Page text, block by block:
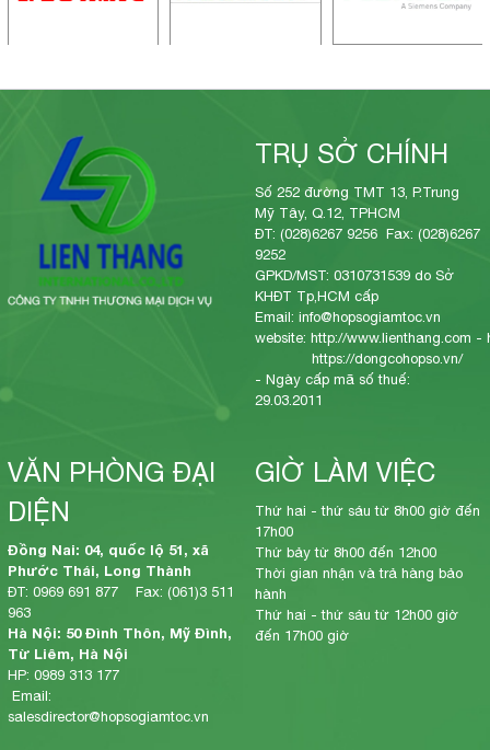
TRỤ SỞ CHÍNH
Số 252 đường TMT 13, P.Trung
Mỹ Tây, Q.12, TPHCM
ĐT: (028)6267 9256 Fax: (028)6267
9252
GPKD/MST: 0310731539 do Sở
KHĐT Tp,HCM cấp
Email: info@hopsogiamtoc.vn
website: http://www.lienthang.com -
https://dongcohopso.vn/
- Ngày cấp mã số thuế:
29.03.2011
VĂN PHÒNG ĐẠI
DIỆN
Đồng Nai: 04, quốc lộ 51, xã
Phước Thái, Long Thành
ĐT: 0969 691 877 Fax: (061)3 511
963
Hà Nội: 50 Đình Thôn, Mỹ Đình,
Từ Liêm, Hà Nội
HP: 0989 313 177
Email:
salesdirector@hopsogiamtoc.vn
GIỜ LÀM VIỆC
Thứ hai - thứ sáu từ 8h00 giờ đến
17h00
Thứ bảy từ 8h00 đến 12h00
Thời gian nhận và trả hàng bảo
hành
Thứ hai - thứ sáu từ 12h00 giờ
đến 17h00 giờ